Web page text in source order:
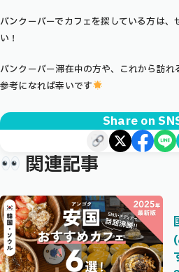
バンクーバーでカフェを探している方は
い！
バンクーバー滞在中の方や、これから訪
参考になれば幸いです
Share on
関連記事